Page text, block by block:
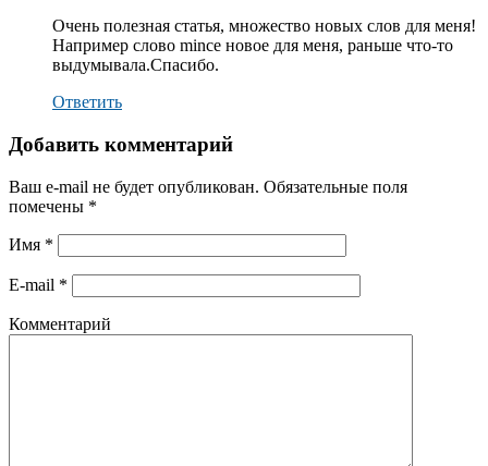
Очень полезная статья, множество новых слов для меня!
Например слово mince новое для меня, раньше что-то
выдумывала.Спасибо.
Ответить
Добавить комментарий
Ваш e-mail не будет опубликован. Обязательные поля
помечены *
Имя *
E-mail *
Комментарий